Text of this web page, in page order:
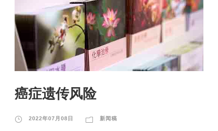
癌症遗传风险
2022年07月08日 新闻稿